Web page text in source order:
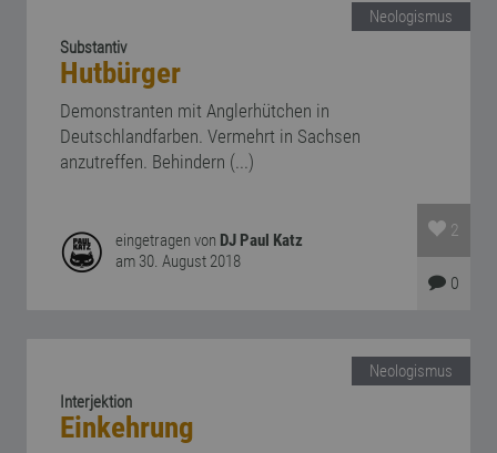
Neologismus
Substantiv
Hutbürger
Demonstranten mit Anglerhütchen in
Deutschlandfarben. Vermehrt in Sachsen
anzutreffen. Behindern (...)
eingetragen von DJ Paul Katz
am 30. August 2018
2
0
Neologismus
Interjektion
Einkehrung